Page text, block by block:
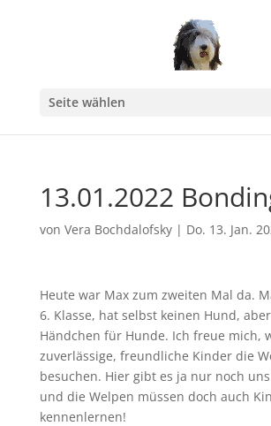
Seite wählen
13.01.2022
von Vera Bochdalofsky| Do. 13. Jan.
Heute war Max zum zweiten Mal da.
6. Klasse, hat selbst keinen Hund,
Händchen für Hunde. Ich freue mich,
zuverlässige, freundliche Kinder die
besuchen. Hier gibt es ja nur noch uns
und die Welpen müssen doch auch
kennenlernen!